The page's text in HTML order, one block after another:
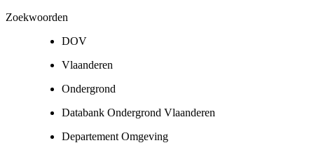
Zoekwoorden
DOV
Vlaanderen
Ondergrond
Databank Ondergrond Vlaanderen
Departement Omgeving